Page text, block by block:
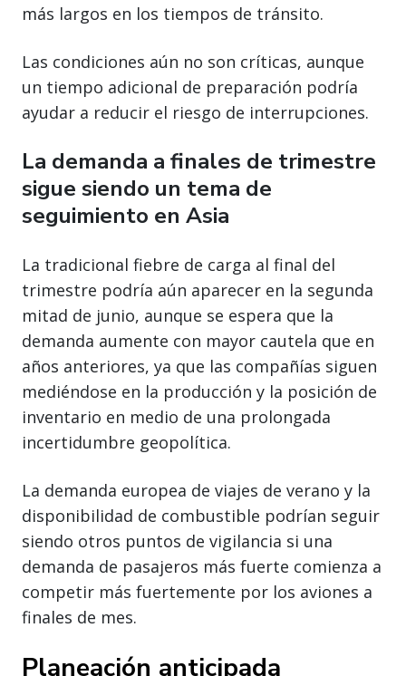
más largos en los tiempos de tránsito.
Las condiciones aún no son críticas, aunque
un tiempo adicional de preparación podría
ayudar a reducir el riesgo de interrupciones.
La demanda a finales de trimestre
sigue siendo un tema de
seguimiento en Asia
La tradicional fiebre de carga al final del
trimestre podría aún aparecer en la segunda
mitad de junio, aunque se espera que la
demanda aumente con mayor cautela que en
años anteriores, ya que las compañías siguen
mediéndose en la producción y la posición de
inventario en medio de una prolongada
incertidumbre geopolítica.
La demanda europea de viajes de verano y la
disponibilidad de combustible podrían seguir
siendo otros puntos de vigilancia si una
demanda de pasajeros más fuerte comienza a
competir más fuertemente por los aviones a
finales de mes.
Planeación anticipada